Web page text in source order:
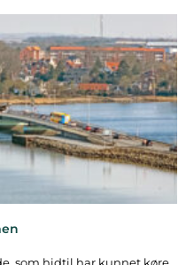
som hidtil har kunnet køre